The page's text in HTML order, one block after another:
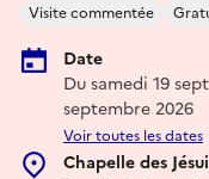
Visite commentée
Date
Du samedi 19
septembre 2026
Voir toutes les dates
Chapelle des